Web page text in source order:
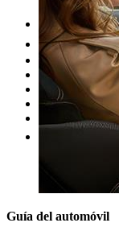
Coches
Coches de
Nuestras
Nuestras
Cita Taller
Tasar coche
Guía del automóvil